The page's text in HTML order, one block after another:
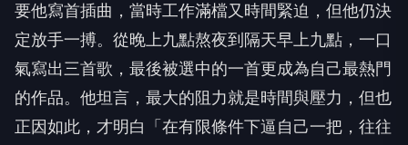
要他寫首插曲， 當時工作滿檔又時間緊迫，但他仍決
定放手一搏。 從晚上九點熬夜到隔天早上九點，一口
氣寫出三首歌， 最後被選中的一首更成為自己最熱門
的作品。他坦言， 最大的阻力就是時間與壓力，但也
正因如此，才明白「 在有限條件下逼自己一把，往往